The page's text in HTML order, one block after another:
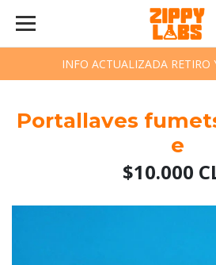
INFO ACTUALIZADA RETIRO
Portallaves
e
$10.000